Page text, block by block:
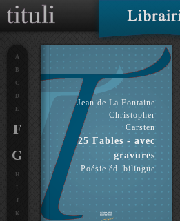
Jean de La Fontaine
- Christopher
Carsten
25 Fables - avec
gravures
Poésie éd. bilingue
A
B
C
D
E
F
G
H
J
K